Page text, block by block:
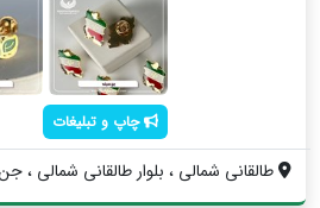
چاپ و تبلیغات
طالقانی شمالی ، بلوار طالقانی شمالی ،